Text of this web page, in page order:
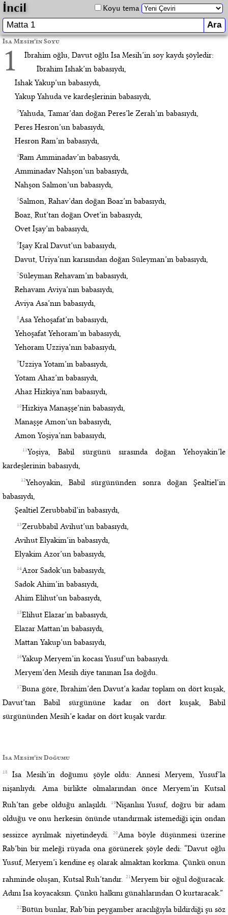
İncil Koyu tema
İsa Mesih’in Soyu
1
İbrahim oğlu, Davut oğlu İsa Mesih’in soy kaydı şöyledir:
İbrahim İshak’ın babasıydı,
İshak Yakup’un babasıydı,
Yakup Yahuda ve kardeşlerinin babasıydı,
3Yahuda, Tamar’dan doğan Peres’le Zerah’ın babasıydı,
Peres Hesron’un babasıydı,
Hesron Ram’ın babasıydı,
4Ram Amminadav’ın babasıydı,
Amminadav Nahşon’un babasıydı,
Nahşon Salmon’un babasıydı,
5Salmon, Rahav’dan doğan Boaz’ın babasıydı,
Boaz, Rut’tan doğan Ovet’in babasıydı,
Ovet İşay’ın babasıydı,
6İşay Kral Davut’un babasıydı,
Davut, Uriya’nın karısından doğan Süleyman’ın babasıydı,
7Süleyman Rehavam’ın babasıydı,
Rehavam Aviya’nın babasıydı,
Aviya Asa’nın babasıydı,
8Asa Yehoşafat’ın babasıydı,
Yehoşafat Yehoram’ın babasıydı,
Yehoram Uzziya’nın babasıydı,
9Uzziya Yotam’ın babasıydı,
Yotam Ahaz’ın babasıydı,
Ahaz Hizkiya’nın babasıydı,
10Hizkiya Manaşşe’nin babasıydı,
Manaşşe Amon’un babasıydı,
Amon Yoşiya’nın babasıydı,
11Yoşiya, Babil sürgünü sırasında doğan Yehoyakin’le
kardeşlerinin babasıydı,
12Yehoyakin, Babil sürgününden sonra doğan Şealtiel’in
babasıydı,
Şealtiel Zerubbabil’in babasıydı,
13Zerubbabil Avihut’un babasıydı,
Avihut Elyakim’in babasıydı,
Elyakim Azor’un babasıydı,
14Azor Sadok’un babasıydı,
Sadok Ahim’in babasıydı,
Ahim Elihut’un babasıydı,
15Elihut Elazar’ın babasıydı,
Elazar Mattan’ın babasıydı,
Mattan Yakup’un babasıydı,
16Yakup Meryem’in kocası Yusuf’un babasıydı.
Meryem’den Mesih diye tanınan İsa doğdu.
17Buna göre, İbrahim’den Davut’a kadar toplam on dört kuşak,
Davut’tan Babil sürgününe kadar on dört kuşak, Babil
sürgününden Mesih’e kadar on dört kuşak vardır.
İsa Mesih’in Doğumu
18
İsa Mesih’in doğumu şöyle oldu: Annesi Meryem, Yusuf’la
nişanlıydı. Ama birlikte olmalarından önce Meryem’in Kutsal
Ruh’tan gebe olduğu anlaşıldı.
19Nişanlısı Yusuf, doğru bir adam
olduğu ve onu herkesin önünde utandırmak istemediği için ondan
sessizce ayrılmak niyetindeydi.
20Ama böyle düşünmesi üzerine
Rab’bin bir meleği rüyada ona görünerek şöyle dedi: “Davut oğlu
Yusuf, Meryem’i kendine eş olarak almaktan korkma. Çünkü onun
rahminde oluşan, Kutsal Ruh’tandır.
21Meryem bir oğul doğuracak.
Adını İsa koyacaksın. Çünkü halkını günahlarından O kurtaracak.”
22Bütün bunlar, Rab’bin peygamber aracılığıyla bildirdiği şu söz